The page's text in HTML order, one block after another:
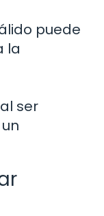
puede
la
ser